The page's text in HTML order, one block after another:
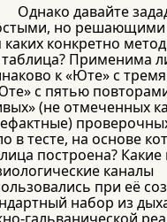
Однако давайте
но решающими
каких конкретно
таблица? Применима
к «Юте» с
с пятью
(не отмеченных
в тесте, на основе
построена?
каналы
при её
набор из
гальванической